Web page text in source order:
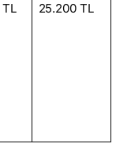
25.200 TL